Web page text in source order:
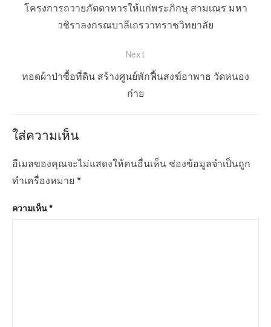
อ
p
o
s
:
โครงการถวายภัตตาหารให้แก่พระภิกษุ สามเณร มหา
วชิราลงกรณบาลีเถรวาทราชวิทยาลัย
Next
N
p
o
s
:
ทอดผ้าป่าซื้อที่ดิน สร้างศูนย์พักฟื้นสงฆ์อาพาธ วัดหนอง
ก๋าย
ใส่ความเห็น
อีเมลของคุณจะไม่แสดงให้คนอื่นเห็น ช่องข้อมูลจำเป็นถูก
ทำเครื่องหมาย *
ความเห็น*